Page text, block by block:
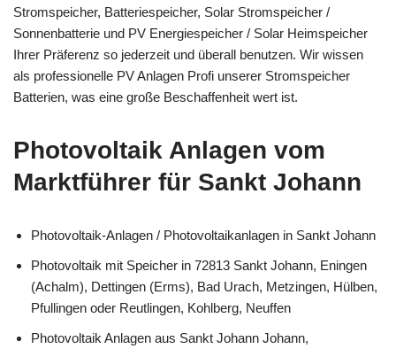
Stromspeicher, Batteriespeicher, Solar Stromspeicher /
Sonnenbatterie und PV Energiespeicher / Solar Heimspeicher
Ihrer Präferenz so jederzeit und überall benutzen. Wir wissen
als professionelle PV Anlagen Profi unserer Stromspeicher
Batterien, was eine große Beschaffenheit wert ist.
Photovoltaik Anlagen vom
Marktführer für Sankt Johann
Photovoltaik-Anlagen / Photovoltaikanlagen in Sankt Johann
Photovoltaik mit Speicher in 72813 Sankt Johann, Eningen
(Achalm), Dettingen (Erms), Bad Urach, Metzingen, Hülben,
Pfullingen oder Reutlingen, Kohlberg, Neuffen
Photovoltaik Anlagen aus Sankt Johann Johann,